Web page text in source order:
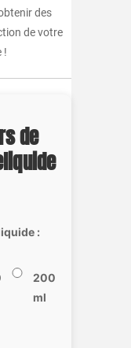
des
de votre
!
de
:
200
ml